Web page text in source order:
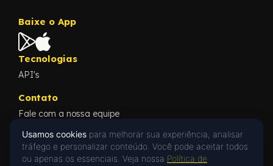
Baixe o App
Tecnologias
API's
Contato
Fale com a nossa equipe
Blog
Cases
What's New
Usamos cookies para melhorar sua experiência, analisar
tráfego e personalizar conteúdo. Você pode aceitar todos
ou apenas os essenciais. Veja nossa Política de